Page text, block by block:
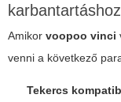
karbantartáshoz
Amikor voopoo vinci
venni a következő
Tekercs